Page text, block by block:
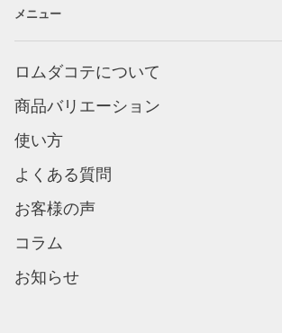
メニュー
ロムダコテについて
商品バリエーション
使い方
よくある質問
お客様の声
コラム
お知らせ